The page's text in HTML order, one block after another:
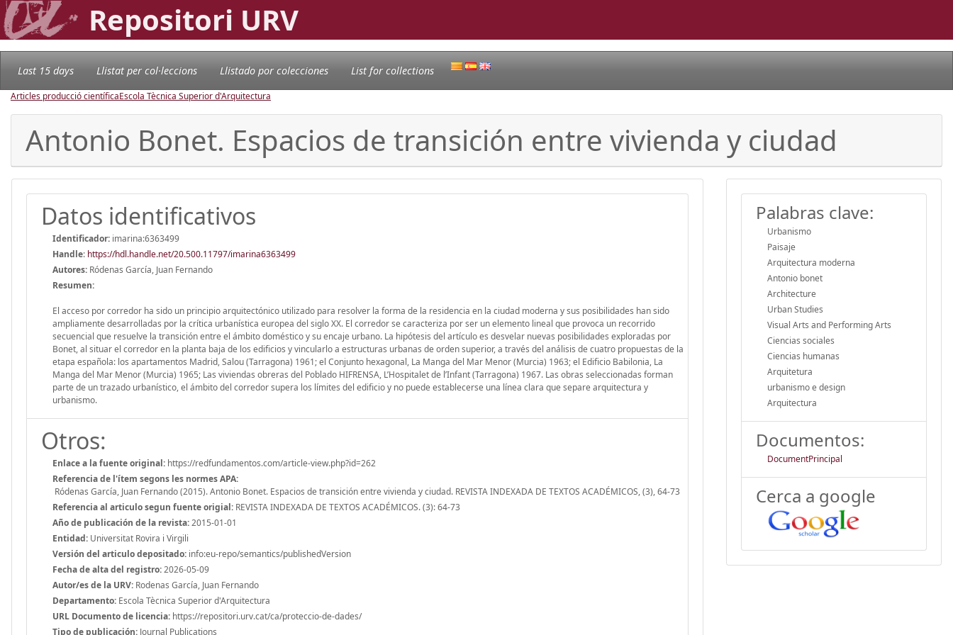
Repositori URV
Last 15 days Llistat per col·leccions Llistado por colecciones List for collections
Articles producció científicaEscola Tècnica Superior d'Arquitectura
Antonio Bonet. Espacios de transición entre vivienda y ciudad
Datos identificativos
Identificador: imarina:6363499
Handle: https://hdl.handle.net/20.500.11797/imarina6363499
Autores: Ródenas García, Juan Fernando
Resumen:
El acceso por corredor ha sido un principio arquitectónico utilizado para resolver la forma de la residencia en la ciudad moderna y sus posibilidades han sido
am­pliamente desarrolladas por la crítica urbanística europea del siglo XX. El corredor se caracteriza por ser un elemento lineal que provoca un recorrido
secuencial que resuelve la transición entre el ámbito doméstico y su encaje urbano. La hipótesis del artículo es desvelar nuevas posibilidades exploradas por
Bonet, al situar el corredor en la planta baja de los edificios y vincularlo a estructuras urbanas de orden superior, a través del análisis de cuatro propuestas de la
etapa española: los apartamentos Madrid, Salou (Tarragona) 1961; el Conjunto hexagonal, La Manga del Mar Menor (Murcia) 1963; el Edificio Babilonia, La
Manga del Mar Menor (Mur­cia) 1965; Las viviendas obreras del Poblado HIFRENSA, L’Hospitalet de l’Infant (Tarragona) 1967. Las obras seleccionadas forman
parte de un trazado urbanístico, el ámbito del corredor supera los límites del edificio y no puede establecerse una línea clara que separe arquitectura y
urbanismo.
Otros:
Enlace a la fuente original: https://redfundamentos.com/article-view.php?id=262
Referencia de l'ítem segons les normes APA:
Ródenas García, Juan Fernando (2015). Antonio Bonet. Espacios de transición entre vivienda y ciudad. REVISTA INDEXADA DE TEXTOS ACADÉMICOS, (3), 64-73
Referencia al articulo segun fuente origial: REVISTA INDEXADA DE TEXTOS ACADÉMICOS. (3): 64-73
Año de publicación de la revista:2015-01-01
Entidad: Universitat Rovira i Virgili
Versión del articulo depositado: info:eu-repo/semantics/publishedVersion
Fecha de alta del registro:2026-05-09
Autor/es de la URV: Rodenas García, Juan Fernando
Departamento: Escola Tècnica Superior d'Arquitectura
URL Documento de licencia: https://repositori.urv.cat/ca/proteccio-de-dades/
Tipo de publicación: Journal Publications
Palabras clave:
Urbanismo
Paisaje
Arquitectura moderna
Antonio bonet
Architecture
Urban Studies
Visual Arts and Performing Arts
Ciencias sociales
Ciencias humanas
Arquitetura
urbanismo e design
Arquitectura
Documentos:
DocumentPrincipal
Cerca a google